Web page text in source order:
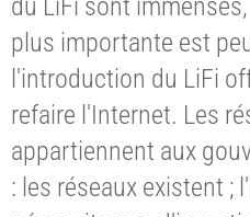
du LiFi sont
plus importante est
l'introduction du LiFi
refaire l'Internet. Les
appartiennent aux
: les réseaux existent ;